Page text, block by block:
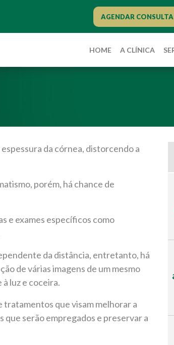
AGENDAR CONSULTA
HOME A CLÍNICA
da córnea, distorcendo a
porém, há chance de
e exames específicos como
da distância, entretanto, há
de várias imagens de um mesmo
luz e coceira.
tratamentos que visam melhorar a
serão empregados e preservar a